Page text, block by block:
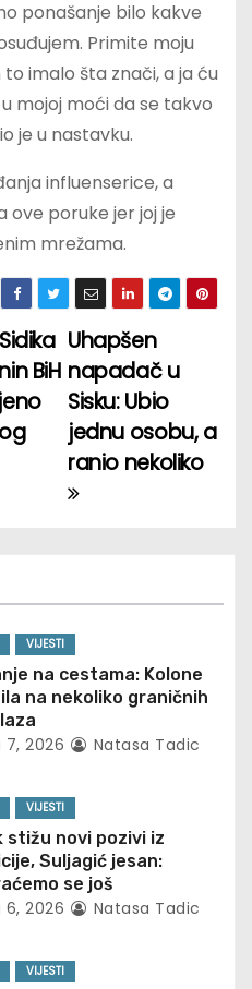
ponašanje bilo kakve
Primite moju
imalo šta znači, a ja ću
mojoj moći da se takvo
je u nastavku.
influenserice, a
ove poruke jer joj je
mrežama.
Uhapšen
napadač u
Sisku: Ubio
jednu osobu, a
ranio nekoliko
BiH
VIJESTI
na cestama: Kolone
na nekoliko graničnih
7, 2026 Natasa Tadic
VIJESTI
stižu novi pozivi iz
Suljagić jesan:
se još
6, 2026 Natasa Tadic
VIJESTI